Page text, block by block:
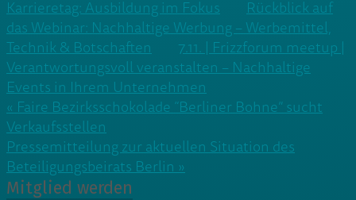
Karrieretag: Ausbildung im Fokus
Rückblick auf
das Webinar: Nachhaltige Werbung – Werbemittel,
Technik & Botschaften
7.11. | Frizzforum meetup |
Verantwortungsvoll veranstalten – Nachhaltige
Events in Ihrem Unternehmen
Beitragsnavigation
« Faire Bezirksschokolade “Berliner Bohne” sucht
Verkaufsstellen
Pressemitteilung zur aktuellen Situation des
Beteiligungsbeirats Berlin »
Mitglied werden